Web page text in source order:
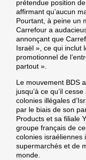
prétendue position
affirmant qu’aucun
Pourtant, à peine un
Carrefour a
annonçant que
Israël », ce qui inclut
promotionnel de
partout ».
Le mouvement BDS
jusqu’à ce qu’il
colonies illégales
par le biais de son
Products et sa filiale
groupe français de
colonies israéliennes
supermarchés et de
monde.